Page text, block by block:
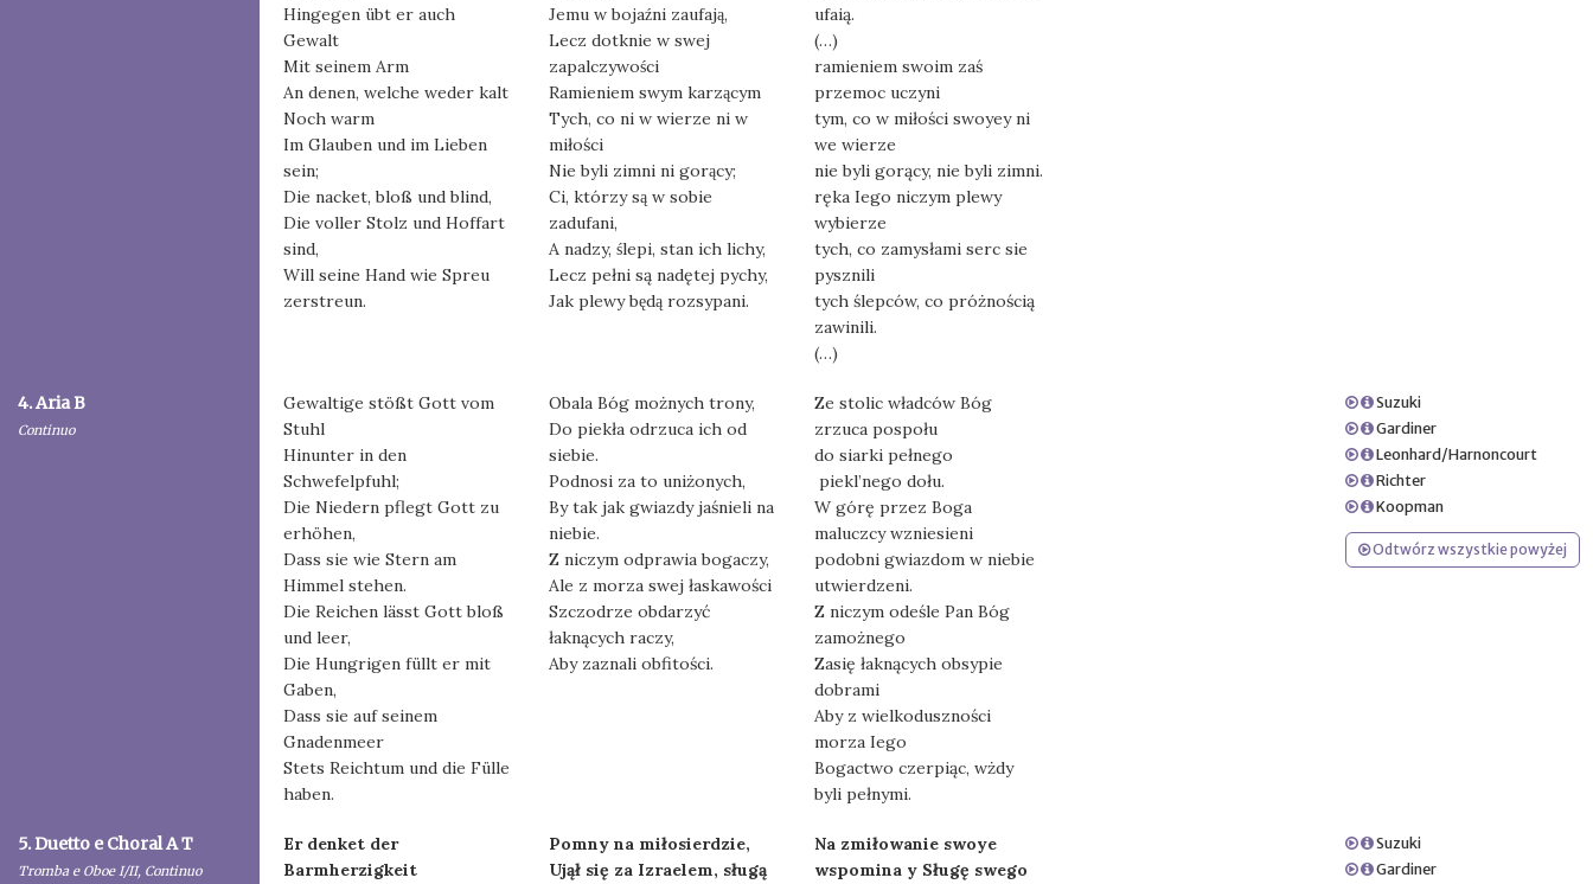
Hingegen übt er auch
Gewalt
Mit seinem Arm
An denen, welche weder kalt
Noch warm
Im Glauben und im Lieben
sein;
Die nacket, bloß und blind,
Die voller Stolz und Hoffart
sind,
Will seine Hand wie Spreu
zerstreun.
Jemu w bojaźni zaufają,
Lecz dotknie w swej
zapalczywości
Ramieniem swym karzącym
Tych, co ni w wierze ni w
miłości
Nie byli zimni ni gorący;
Ci, którzy są w sobie
zadufani,
A nadzy, ślepi, stan ich lichy,
Lecz pełni są nadętej pychy,
Jak plewy będą rozsypani.
ufaią.
(…)
ramieniem swoim zaś
przemoc uczyni
tym, co w miłości swoyey ni
we wierze
nie byli gorący, nie byli zimni.
ręka Iego niczym plewy
wybierze
tych, co zamysłami serc sie
pysznili
tych ślepców, co próżnością
zawinili.
(…)
4. Aria B
Continuo
Gewaltige stößt Gott vom
Stuhl
Hinunter in den
Schwefelpfuhl;
Die Niedern pflegt Gott zu
erhöhen,
Dass sie wie Stern am
Himmel stehen.
Die Reichen lässt Gott bloß
und leer,
Die Hungrigen füllt er mit
Gaben,
Dass sie auf seinem
Gnadenmeer
Stets Reichtum und die Fülle
haben.
Obala Bóg możnych trony,
Do piekła odrzuca ich od
siebie.
Podnosi za to uniżonych,
By tak jak gwiazdy jaśnieli na
niebie.
Z niczym odprawia bogaczy,
Ale z morza swej łaskawości
Szczodrze obdarzyć
łaknących raczy,
Aby zaznali obfitości.
Ze stolic władców Bóg
zrzuca pospołu
do siarki pełnego
piekl’nego dołu.
W górę przez Boga
maluczcy wzniesieni
podobni gwiazdom w niebie
utwierdzeni.
Z niczym odeśle Pan Bóg
zamożnego
Zasię łaknących obsypie
dobrami
Aby z wielkoduszności
morza Iego
Bogactwo czerpiąc, wżdy
byli pełnymi.
Suzuki
Gardiner
Leonhard/Harnoncourt
Richter
Koopman
Odtwórz wszystkie powyżej
5. Duetto e Choral A T
Tromba e Oboe I/II, Continuo
Er denket der
Barmherzigkeit
Pomny na miłosierdzie,
Ujął się za Izraelem, sługą
Na zmiłowanie swoye
wspomina y Sługę swego
Suzuki
Gardiner